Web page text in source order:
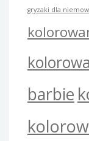
gryzaki dla
barbie